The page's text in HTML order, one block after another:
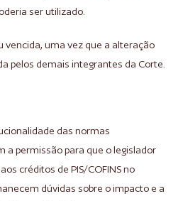
ser utilizado.
vencida, uma vez que a alteração
pelos demais integrantes da Corte.
das normas
a permissão para que o legislador
créditos de PIS/COFINS no
dúvidas sobre o impacto e a